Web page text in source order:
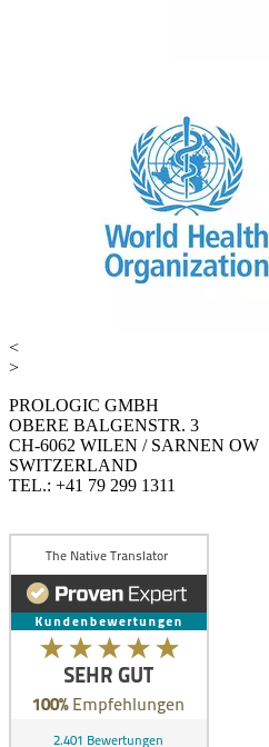
<
>
PROLOGIC GMBH
OBERE BALGENSTR. 3
CH-6062 WILEN / SARNEN OW
SWITZERLAND
TEL.: +41 79 299 1311